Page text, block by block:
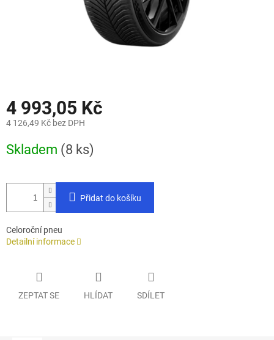
4 993,05 Kč
4 126,49 Kč bez DPH
cena:
Skladem (8 ks)
Přidat do košíku
Celoroční pneu
Detailní informace
ZEPTAT SE HLÍDAT SDÍLET